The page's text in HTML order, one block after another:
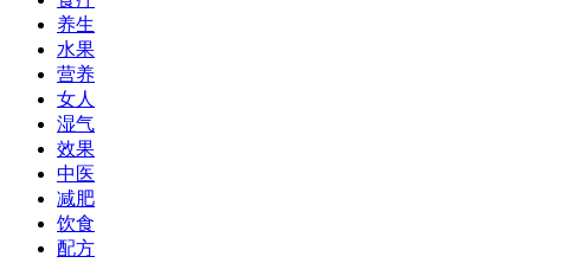
养生
水果
营养
女人
湿气
效果
中医
减肥
饮食
配方